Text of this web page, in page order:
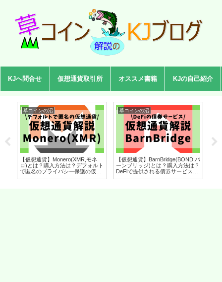
KJへ問合せ 仮想通貨取引所 オススメ書籍 KJの自己紹介
草コインの沼
【仮想通貨】Monero(XMR,モネ
ロ)とは？購入方法は？デフォルト
で匿名のプライバシー保護の仮想
草コインの沼
【仮想通貨】BarnBridge(BOND,バ
ーンブリッジ)とは？購入方法は？
DeFiで提供される債券サービスを